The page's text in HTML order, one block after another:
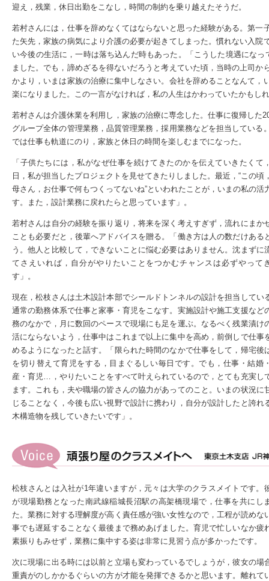
迎え，残業，休日出勤をこなし，時間の制約を乗り越えたそうだ。
若村さんには，仕事を辞めなくてはならないと思った経験がある。第一
た矢先，家族の病気により介護の必要が起きてしまった。慣れない入院
い今後の生活に，一時は落ち込んだ時もあった。「こうした境遇になっ
ました。でも，諦めざるを得ないだろうと考えていた頃，当時の上司か
かより，いまは家族の治療に集中しなさい。会社を辞めることなんて，
楽になりました。この一言がなければ，私の人生はかわっていたかもし
若村さんは介護休業を利用し，家族の治療に専念した。仕事に復帰した
グループ全体の管理業務，品質管理業務，採用業務などを担当している
では仕事も軌道にのり，家族と休日の時間を楽しむまでになった。
「子供たちには，私がなぜ仕事を続けてきたのかを伝えていきたくて
日，私が担当したプロジェクトを見せてきたりしました。最近，“この頃
母さん，お仕事で何もつくってないね”といわれたことが，いまの私の活
す。また，設計業務に戻れたらと思っています」。
若村さんは自分の経験を振り返り，将来を深く考えすぎず，流れにまか
ことも必要だと，後輩へアドバイスを贈る。「働き方は人の数だけある
う。他人と比較して，できないことに悩む必要はありません。沈まずに
てさえいれば，自分がやりたいことをつかむチャンスは必ずやって
す」。
現在，松枝さんは土木設計本部でシールドトンネルの設計を担当してい
通常の勤務体系で仕事と家事・育児をこなす。実施設計や施工支援など
務のなかで，月に数回のペースで現場にも足を運ぶ。なるべく残業漬け
活にならないよう，仕事中はこれまで以上に集中を高め，前倒しで仕事
めるようになったと話す。「限られた時間のなかで仕事をして，帰宅後
を切り替えて育児をする，目まぐるしい毎日です。でも，仕事・結婚
産・育児…，やりたいことをすべて叶えられているので，とても充実し
ます。これも，夫や職場の皆さんの協力があってのこと。いまの状況に
じることなく，今後も広い視野で設計に携わり，自分が設計したと誇れ
木構造物を残していきたいです」。
松枝さんとは入社が1年違いますが，元々は大学のクラスメイトです。
が現場勤務となった南武線稲城長沼駅の高架橋現場で，仕事を共にし
た。業務に対する理解度が高く責任感が強い女性なので，工程が読めな
事でも遅延することなく最後まで務めあげました。育児で忙しいなか疲
素振りもみせず，業務に集中する姿は非常に見習う点が多かったです。
次に現場に出る時には以前と立場も変わっているでしょうが，彼女の場
重責がのしかかるぐらいの方が才能を発揮できるかと思います。離れて